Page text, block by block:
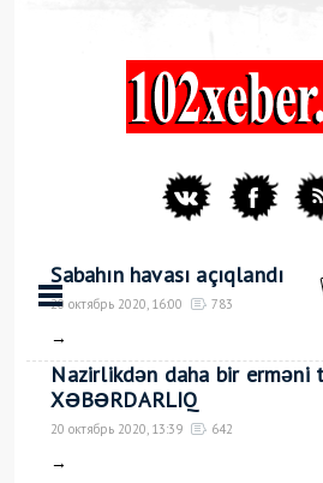
Sabahın havası açıqlandı
20 октябрь 2020, 16:00 783
→
Nazirlikdən daha bir erməni
XƏBƏRDARLIQ
20 октябрь 2020, 13:39 642
→